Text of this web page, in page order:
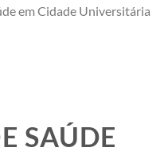
em Cidade Universitária
SAÚDE